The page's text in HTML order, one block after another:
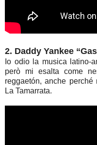
2. Daddy Yankee
Io odio la musica latino-
però mi esalta come
reggaetón, anche
La Tamarrata.